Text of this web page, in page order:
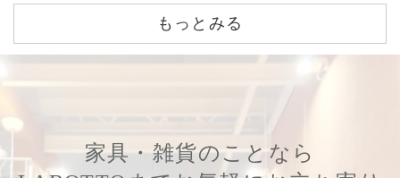
もっとみる
家具・雑貨のことなら